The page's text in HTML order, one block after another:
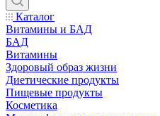
Каталог
Витамины и БАД
БАД
Витамины
Здоровый образ жизни
Диетические продукты
Пищевые продукты
Косметика